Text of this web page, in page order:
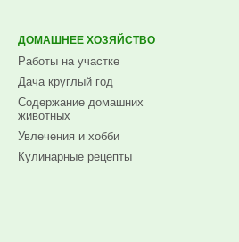
ДОМАШНЕЕ ХОЗЯЙСТВО
Работы на участке
Дача круглый год
Содержание домашних
животных
Увлечения и хобби
Кулинарные рецепты